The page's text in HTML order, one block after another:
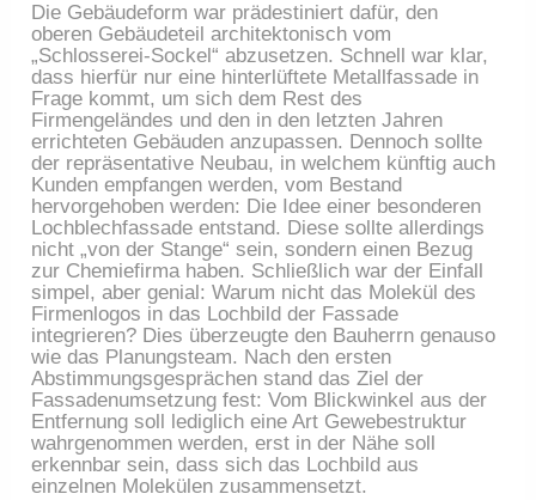
Die Gebäudeform war prädestiniert dafür, den
oberen Gebäudeteil architektonisch vom
„Schlosserei-Sockel“ abzusetzen. Schnell war klar,
dass hierfür nur eine hinterlüftete Metallfassade in
Frage kommt, um sich dem Rest des
Firmengeländes und den in den letzten Jahren
errichteten Gebäuden anzupassen. Dennoch sollte
der repräsentative Neubau, in welchem künftig auch
Kunden empfangen werden, vom Bestand
hervorgehoben werden: Die Idee einer besonderen
Lochblechfassade entstand. Diese sollte allerdings
nicht „von der Stange“ sein, sondern einen Bezug
zur Chemiefirma haben. Schließlich war der Einfall
simpel, aber genial: Warum nicht das Molekül des
Firmenlogos in das Lochbild der Fassade
integrieren? Dies überzeugte den Bauherrn genauso
wie das Planungsteam. Nach den ersten
Abstimmungsgesprächen stand das Ziel der
Fassadenumsetzung fest: Vom Blickwinkel aus der
Entfernung soll lediglich eine Art Gewebestruktur
wahrgenommen werden, erst in der Nähe soll
erkennbar sein, dass sich das Lochbild aus
einzelnen Molekülen zusammensetzt.